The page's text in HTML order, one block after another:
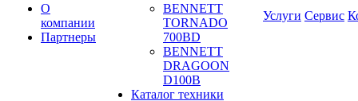
О
компании
Партнеры
BENNETT
TORNADO
700BD
BENNETT
DRAGOON
D100B
Каталог техники
Услуги Сервис